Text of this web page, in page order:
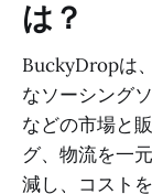
は？
BuckyDropは
なソーシング
などの市場と
グ、物流を一
減し、コスト